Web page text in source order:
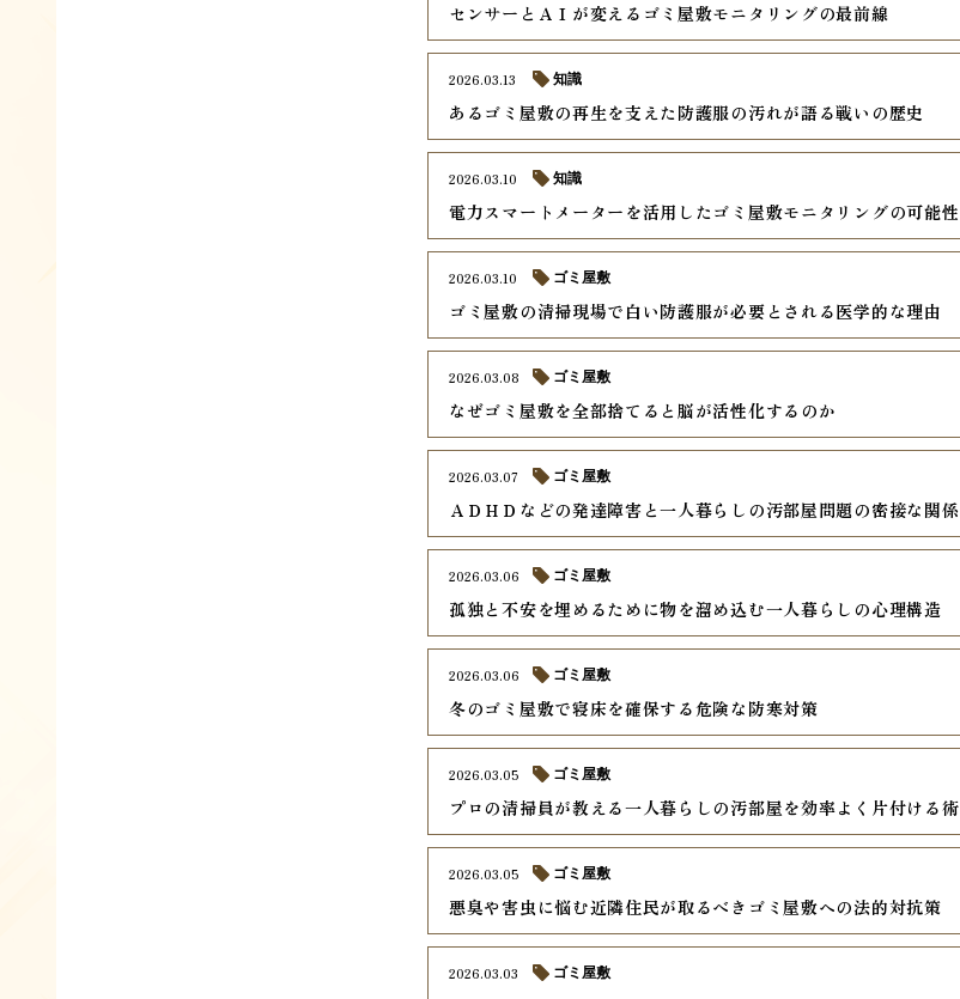
センサーとＡＩが変えるゴミ屋敷モニタリングの最前線
あるゴミ屋敷の再生を支えた防護服の汚れが語る戦いの歴史
2026.03.13 知識
電力スマートメーターを活用したゴミ屋敷モニタリングの可能性
2026.03.10 知識
ゴミ屋敷の清掃現場で白い防護服が必要とされる医学的な理由
2026.03.10 ゴミ屋敷
なぜゴミ屋敷を全部捨てると脳が活性化するのか
2026.03.08 ゴミ屋敷
ＡＤＨＤなどの発達障害と一人暮らしの汚部屋問題の密接な関係
2026.03.07 ゴミ屋敷
孤独と不安を埋めるために物を溜め込む一人暮らしの心理構造
2026.03.06 ゴミ屋敷
冬のゴミ屋敷で寝床を確保する危険な防寒対策
2026.03.06 ゴミ屋敷
プロの清掃員が教える一人暮らしの汚部屋を効率よく片付ける術
2026.03.05 ゴミ屋敷
悪臭や害虫に悩む近隣住民が取るべきゴミ屋敷への法的対抗策
2026.03.05 ゴミ屋敷
2026.03.03 ゴミ屋敷